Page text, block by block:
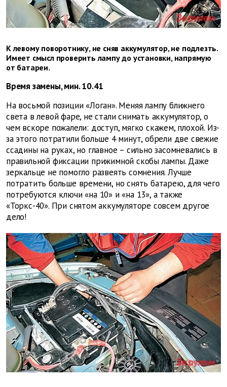
К левому поворотнику, не сняв аккумулятор, не подлезть.
Имеет смысл проверить лампу до установки, напрямую
от батареи.
Время замены, мин. 10.41
На восьмой позиции «Логан». Меняя лампу ближнего
света в левой фаре, не стали снимать аккумулятор, о
чем вскоре пожалели: доступ, мягко скажем, плохой. Из-
за этого потратили больше 4 минут, обрели две свежие
ссадины на руках, но главное – сильно засомневались в
правильной фиксации прижимной скобы лампы. Даже
зеркальце не помогло развеять сомнения. Лучше
потратить больше времени, но снять батарею, для чего
потребуются ключи «на 10» и «на 13», а также
«Торкс-40». При снятом аккумуляторе совсем другое
дело!